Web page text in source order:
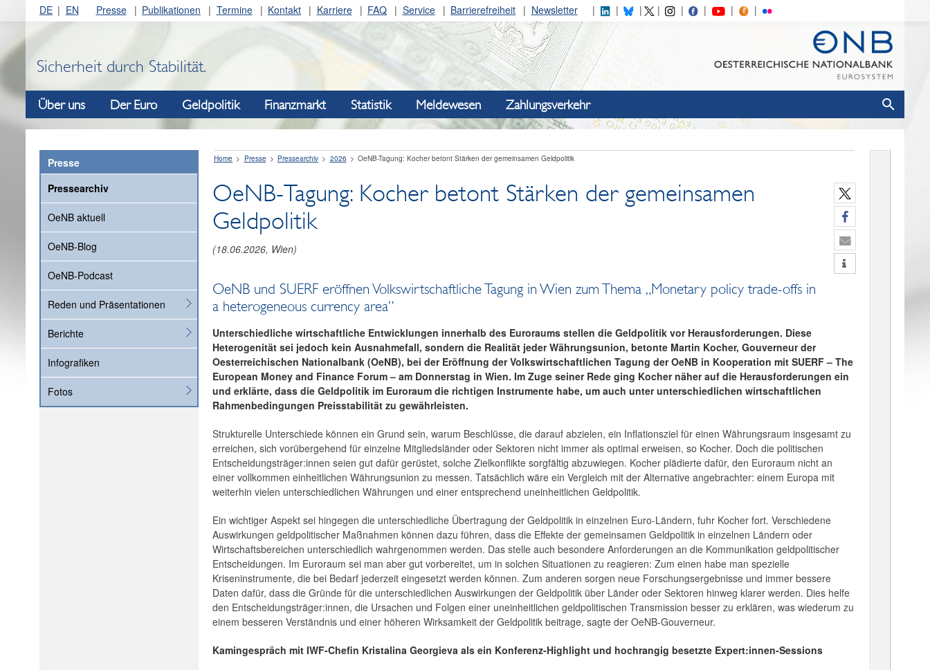
DE EN Presse Publikationen Termine Kontakt Karriere FAQ Service Barrierefreiheit Newsletter
Sicherheit durch Stabilität.
Über uns Der Euro Geldpolitik Finanzmarkt Statistik Meldewesen Zahlungsverkehr
Presse
Pressearchiv
OeNB aktuell
OeNB-Blog
OeNB-Podcast
Reden und Präsentationen
Berichte
Infografiken
Fotos
Home Presse Pressearchiv 2026 OeNB-Tagung: Kocher betont Stärken der gemeinsamen Geldpolitik
OeNB-Tagung: Kocher betont Stärken der gemeinsamen
Geldpolitik
(18.06.2026, Wien)
OeNB und SUERF eröffnen Volkswirtschaftliche Tagung in Wien zum Thema „Monetary policy trade-offs in
a heterogeneous currency area“
Unterschiedliche wirtschaftliche Entwicklungen innerhalb des Euroraums stellen die Geldpolitik vor Herausforderungen. Diese
Heterogenität sei jedoch kein Ausnahmefall, sondern die Realität jeder Währungsunion, betonte Martin Kocher, Gouverneur der
Oesterreichischen Nationalbank (OeNB), bei der Eröffnung der Volkswirtschaftlichen Tagung der OeNB in Kooperation mit SUERF – The
European Money and Finance Forum – am Donnerstag in Wien. Im Zuge seiner Rede ging Kocher näher auf die Herausforderungen ein
und erklärte, dass die Geldpolitik im Euroraum die richtigen Instrumente habe, um auch unter unterschiedlichen wirtschaftlichen
Rahmenbedingungen Preisstabilität zu gewährleisten.
Strukturelle Unterschiede können ein Grund sein, warum Beschlüsse, die darauf abzielen, ein Inflationsziel für einen Währungsraum insgesamt zu
erreichen, sich vorübergehend für einzelne Mitgliedsländer oder Sektoren nicht immer als optimal erweisen, so Kocher. Doch die politischen
Entscheidungsträger:innen seien gut dafür gerüstet, solche Zielkonflikte sorgfältig abzuwiegen. Kocher plädierte dafür, den Euroraum nicht an
einer vollkommen einheitlichen Währungsunion zu messen. Tatsächlich wäre ein Vergleich mit der Alternative angebrachter: einem Europa mit
weiterhin vielen unterschiedlichen Währungen und einer entsprechend uneinheitlichen Geldpolitik.
Ein wichtiger Aspekt sei hingegen die unterschiedliche Übertragung der Geldpolitik in einzelnen Euro-Ländern, fuhr Kocher fort. Verschiedene
Auswirkungen geldpolitischer Maßnahmen können dazu führen, dass die Effekte der gemeinsamen Geldpolitik in einzelnen Ländern oder
Wirtschaftsbereichen unterschiedlich wahrgenommen werden. Das stelle auch besondere Anforderungen an die Kommunikation geldpolitischer
Entscheidungen. Im Euroraum sei man aber gut vorbereitet, um in solchen Situationen zu reagieren: Zum einen habe man spezielle
Kriseninstrumente, die bei Bedarf jederzeit eingesetzt werden können. Zum anderen sorgen neue Forschungsergebnisse und immer bessere
Daten dafür, dass die Gründe für die unterschiedlichen Auswirkungen der Geldpolitik über Länder oder Sektoren hinweg klarer werden. Dies helfe
den Entscheidungsträger:innen, die Ursachen und Folgen einer uneinheitlichen geldpolitischen Transmission besser zu erklären, was wiederum zu
einem besseren Verständnis und einer höheren Wirksamkeit der Geldpolitik beitrage, sagte der OeNB-Gouverneur.
Kamingespräch mit IWF-Chefin Kristalina Georgieva als ein Konferenz-Highlight und hochrangig besetzte Expert:innen-Sessions